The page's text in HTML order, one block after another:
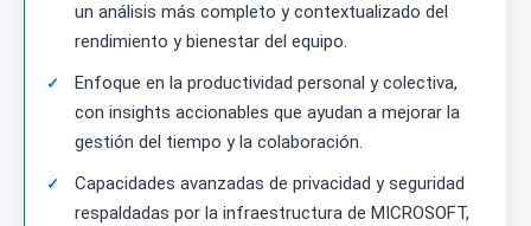
un análisis más completo y contextualizado del
rendimiento y bienestar del equipo.
Enfoque en la productividad personal y colectiva,
con insights accionables que ayudan a mejorar la
gestión del tiempo y la colaboración.
Capacidades avanzadas de privacidad y seguridad
respaldadas por la infraestructura de MICROSOFT,